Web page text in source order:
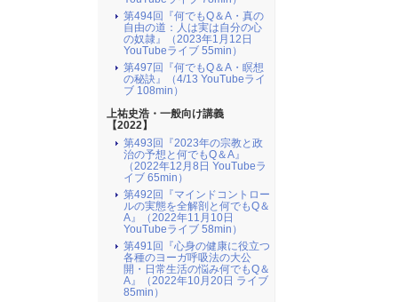
第494回『何でもQ＆A・真の
自由の道：人は実は自分の心
の奴隷』（2023年1月12日
YouTubeライブ 55min）
第497回『何でもQ＆A・瞑想
の秘訣』（4/13 YouTubeライ
ブ 108min）
上祐史浩・一般向け講義
【2022】
第493回『2023年の宗教と政
治の予想と何でもQ＆A』
（2022年12月8日 YouTubeラ
イブ 65min）
第492回『マインドコントロー
ルの実態を全解剖と何でもQ＆
A』（2022年11月10日
YouTubeライブ 58min）
第491回『心身の健康に役立つ
各種のヨーガ呼吸法の大公
開・日常生活の悩み何でもQ＆
A』（2022年10月20日 ライブ
85min）